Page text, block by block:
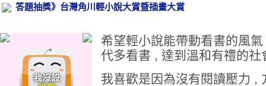
答題抽獎》台灣角川輕小說大賞暨插畫大賞
希望輕小說能帶動看書的風
代多看書 , 達到溫和有禮的社
我喜歡是因為沒有閱讀壓力 ,